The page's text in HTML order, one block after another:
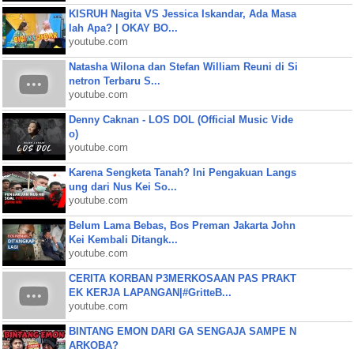
KISRUH Nagita VS Jessica Iskandar, Ada Masa
lah Apa? | OKAY BO...
youtube.com
Natasha Wilona dan Stefan William Reuni di Si
netron Terbaru S...
youtube.com
Denny Caknan - LOS DOL (Official Music Vide
o)
youtube.com
Karena Sengketa Tanah? Ini Pengakuan Langs
ung dari Nus Kei So...
youtube.com
Belum Lama Bebas, Bos Preman Jakarta John
Kei Kembali Ditangk...
youtube.com
CERITA KORBAN P3MERKOSAAN PAS PRAKT
EK KERJA LAPANGAN|#GritteB...
youtube.com
BINTANG EMON DARI GA SENGAJA SAMPE N
ARKOBA?